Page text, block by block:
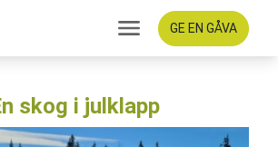
GE EN GÅVA
skog i julklapp